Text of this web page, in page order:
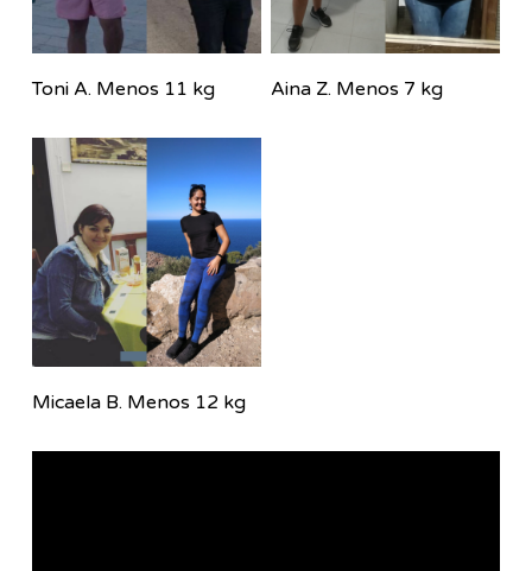
Toni A. Menos 11 kg Aina Z. Menos 7 kg
Micaela B. Menos 12 kg